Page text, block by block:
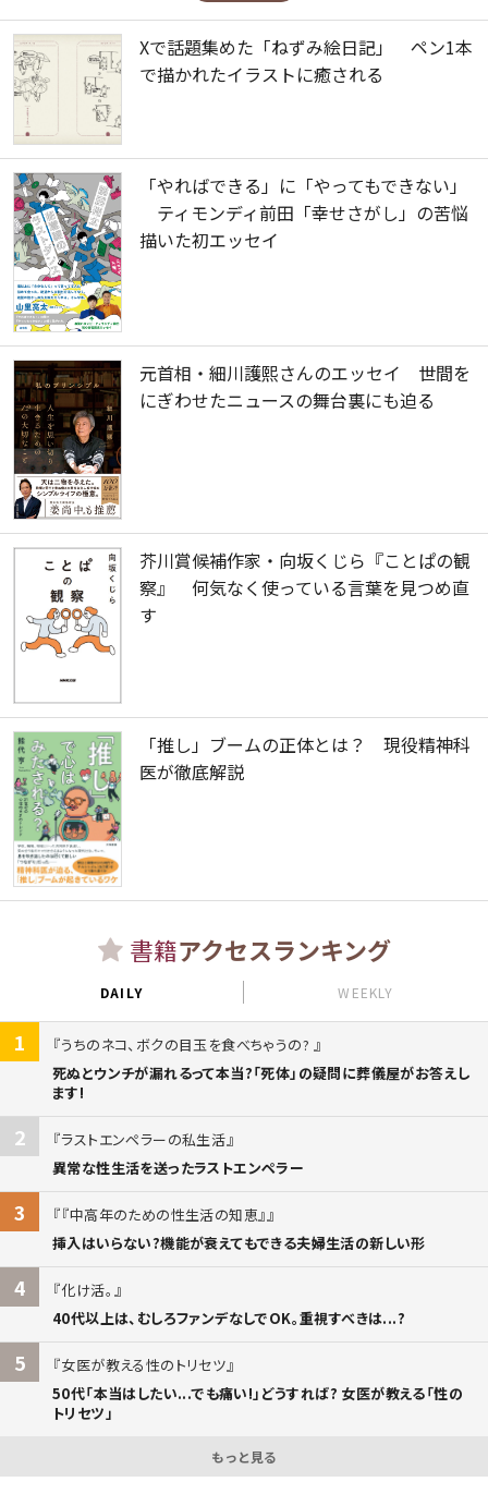
Xで話題集めた「ねずみ絵日記」 ペン1本
で描かれたイラストに癒される
「やればできる」に「やってもできない」
ティモンディ前田「幸せさがし」の苦悩
描いた初エッセイ
元首相・細川護熙さんのエッセイ 世間を
にぎわせたニュースの舞台裏にも迫る
芥川賞候補作家・向坂くじら『ことぱの観
察』 何気なく使っている言葉を見つめ直
す
「推し」ブームの正体とは？ 現役精神科
医が徹底解説
書籍アクセスランキング
DAILY WEEKLY
1
うちのネコ、ボクの目玉を食べちゃうの?
死ぬとウンチが漏れるって本当?「死体」の疑問に葬儀屋がお答えし
ます!
2
ラストエンペラーの私生活
異常な性生活を送ったラストエンペラー
3
『中高年のための性生活の知恵』
挿入はいらない?機能が衰えてもできる夫婦生活の新しい形
4
化け活。
40代以上は、むしろファンデなしでOK。重視すべきは...?
5
女医が教える性のトリセツ
50代「本当はしたい...でも痛い!」どうすれば? 女医が教える「性の
トリセツ」
もっと見る